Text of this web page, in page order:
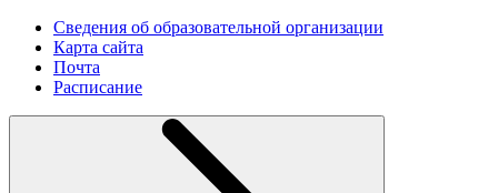
Сведения об образовательной организации
Карта сайта
Почта
Расписание